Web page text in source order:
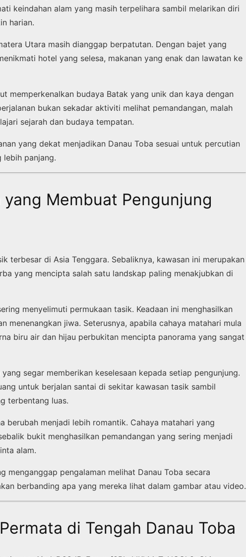
keindahan alam yang masih terpelihara sambil melarikan diri
harian.
Utara masih dianggap berpatutan. Dengan bajet yang
hotel yang selesa, makanan yang enak dan lawatan ke
memperkenalkan budaya Batak yang unik dan kaya dengan
bukan sekadar aktiviti melihat pemandangan, malah
sejarah dan budaya tempatan.
yang dekat menjadikan Danau Toba sesuai untuk percutian
lebih panjang.
yang Membuat Pengunjung
terbesar di Asia Tenggara. Sebaliknya, kawasan ini merupakan
yang mencipta salah satu landskap paling menakjubkan di
menyelimuti permukaan tasik. Keadaan ini menghasilkan
menenangkan jiwa. Seterusnya, apabila cahaya matahari mula
biru air dan hijau perbukitan mencipta panorama yang sangat
segar memberikan keselesaan kepada setiap pengunjung.
untuk berjalan santai di sekitar kawasan tasik sambil
terbentang luas.
berubah menjadi lebih romantik. Cahaya matahari yang
bukit menghasilkan pemandangan yang sering menjadi
alam.
menganggap pengalaman melihat Danau Toba secara
berbanding apa yang mereka lihat dalam gambar atau video.
di Tengah Danau Toba